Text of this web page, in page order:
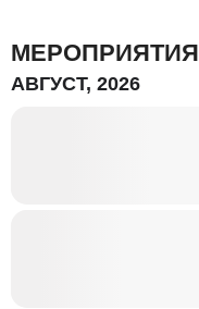
МЕРОПРИЯТИЯ
АВГУСТ, 2026